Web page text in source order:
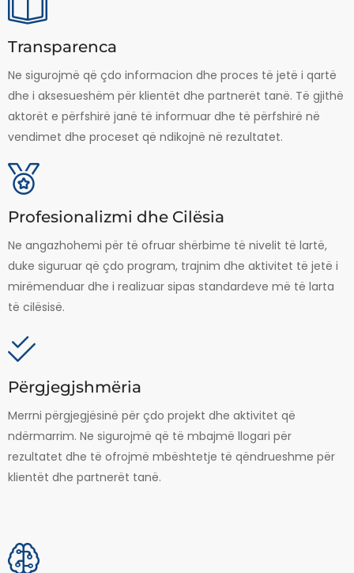
Transparenca
Ne sigurojmë që çdo informacion dhe proces të jetë i qartë
dhe i aksesueshëm për klientët dhe partnerët tanë. Të gjithë
aktorët e përfshirë janë të informuar dhe të përfshirë në
vendimet dhe proceset që ndikojnë në rezultatet.
Profesionalizmi dhe Cilësia
Ne angazhohemi për të ofruar shërbime të nivelit të lartë,
duke siguruar që çdo program, trajnim dhe aktivitet të jetë i
mirëmenduar dhe i realizuar sipas standardeve më të larta
të cilësisë.
Përgjegjshmëria
Merrni përgjegjësinë për çdo projekt dhe aktivitet që
ndërmarrim. Ne sigurojmë që të mbajmë llogari për
rezultatet dhe të ofrojmë mbështetje të qëndrueshme për
klientët dhe partnerët tanë.